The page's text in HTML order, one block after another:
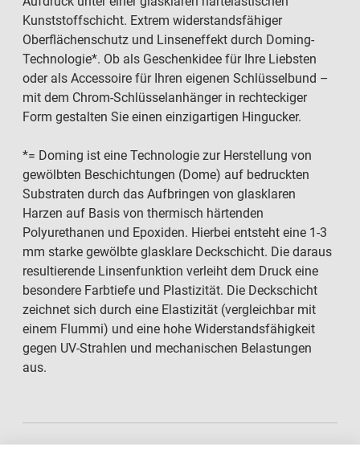
Kunststoffschicht. Extrem widerstandsfähiger
Oberflächenschutz und Linseneffekt durch Doming-
Technologie*. Ob als Geschenkidee für Ihre Liebsten
oder als Accessoire für Ihren eigenen Schlüsselbund –
mit dem Chrom-Schlüsselanhänger in rechteckiger
Form gestalten Sie einen einzigartigen Hingucker.
*= Doming ist eine Technologie zur Herstellung von
gewölbten Beschichtungen (Dome) auf bedruckten
Substraten durch das Aufbringen von glasklaren
Harzen auf Basis von thermisch härtenden
Polyurethanen und Epoxiden. Hierbei entsteht eine 1-3
mm starke gewölbte glasklare Deckschicht. Die daraus
resultierende Linsenfunktion verleiht dem Druck eine
besondere Farbtiefe und Plastizität. Die Deckschicht
zeichnet sich durch eine Elastizität (vergleichbar mit
einem Flummi) und eine hohe Widerstandsfähigkeit
gegen UV-Strahlen und mechanischen Belastungen
aus.